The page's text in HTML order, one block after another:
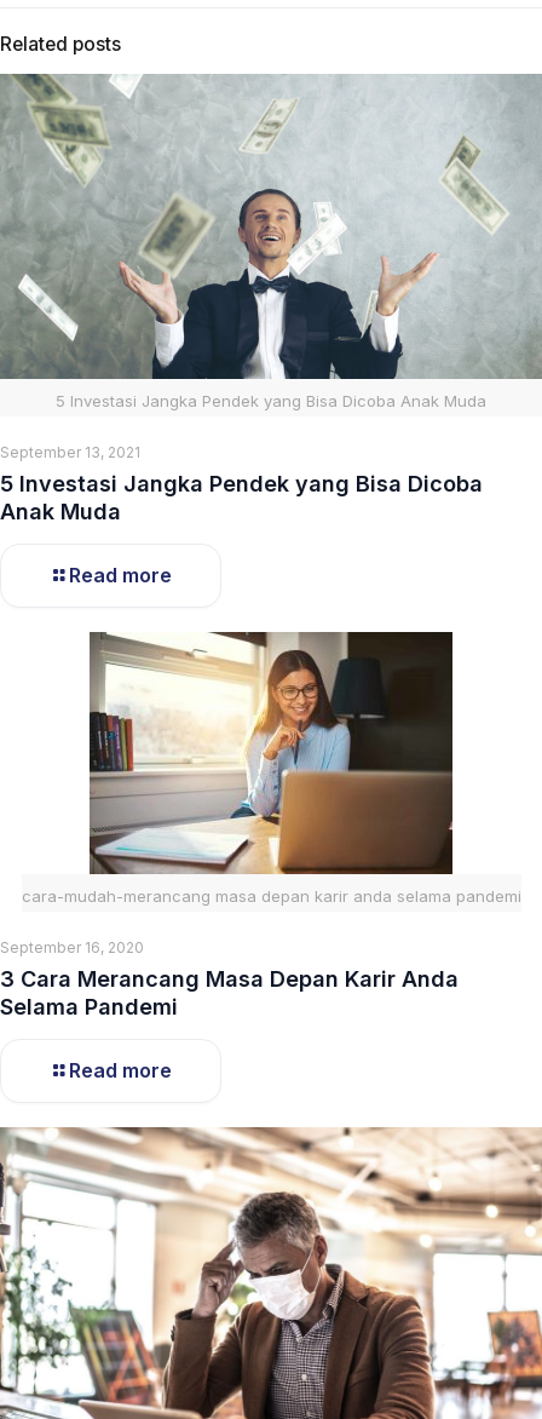
Related posts
5 Investasi Jangka Pendek yang Bisa Dicoba Anak Muda
September 13, 2021
5 Investasi Jangka Pendek yang Bisa Dicoba
Anak Muda
Read more
cara-mudah-merancang masa depan karir anda selama pandemi
September 16, 2020
3 Cara Merancang Masa Depan Karir Anda
Selama Pandemi
Read more